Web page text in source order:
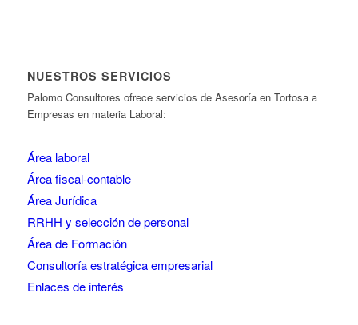
NUESTROS SERVICIOS
Palomo Consultores ofrece servicios de Asesoría en Tortosa a
Empresas en materia Laboral:
Área laboral
Área fiscal-contable
Área Jurídica
RRHH y selección de personal
Área de Formación
Consultoría estratégica empresarial
Enlaces de interés